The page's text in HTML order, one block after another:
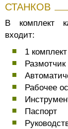
СТАНКОВ
В комплект
входит:
1
Размотчик
Рабочее
Паспорт